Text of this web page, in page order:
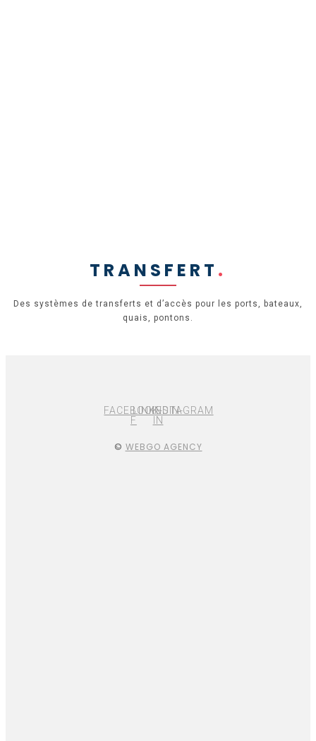
TRANSFERT .
Des systèmes de transferts et d’accès pour les ports, bateaux,
quais, pontons.
FACEBOOK-
F
LINKEDIN-
IN
INSTAGRAM
© WEBGO AGENCY